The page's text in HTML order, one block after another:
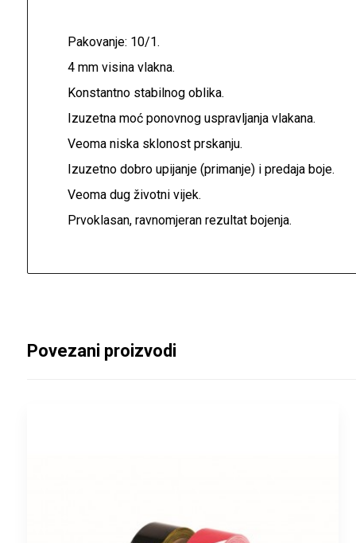
Pakovanje: 10/1.
4 mm visina vlakna.
Konstantno stabilnog oblika.
Izuzetna moć ponovnog uspravljanja vlakana.
Veoma niska sklonost prskanju.
Izuzetno dobro upijanje (primanje) i predaja boje.
Veoma dug životni vijek.
Prvoklasan, ravnomjeran rezultat bojenja.
Povezani proizvodi